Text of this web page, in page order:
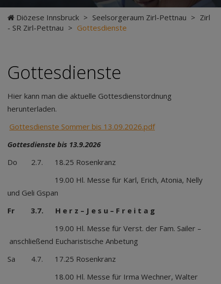
Diözese Innsbruck > Seelsorgeraum Zirl-Pettnau > Zirl
- SR Zirl-Pettnau > Gottesdienste
Gottesdienste
Hier kann man die aktuelle Gottesdienstordnung
herunterladen.
Gottesdienste Sommer bis 13.09.2026.pdf
Gottesdienste bis 13.9.2026
Do 2.7. 18.25 Rosenkranz
19.00 Hl. Messe für Karl, Erich, Atonia, Nelly
und Geli Gspan
Fr 3.7. H e r z – J e s u – F r e i t a g
19.00 Hl. Messe für Verst. der Fam. Sailer –
anschließend Eucharistische Anbetung
Sa 4.7. 17.25 Rosenkranz
18.00 Hl. Messe für Irma Wechner, Walter